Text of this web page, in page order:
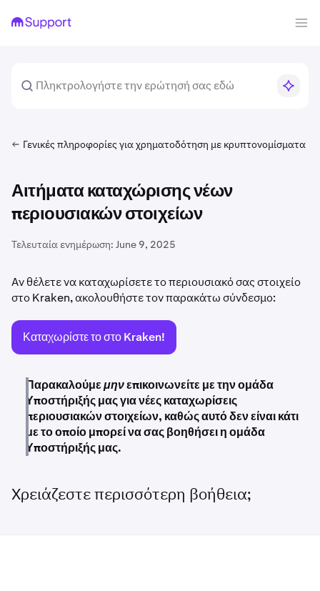
Γενικές πληροφορίες για χρηματοδότηση με κρυπτονομίσματα
Αιτήματα καταχώρισης νέων
περιουσιακών στοιχείων
Τελευταία ενημέρωση: June 9, 2025
Αν θέλετε να καταχωρίσετε το περιουσιακό σας στοιχείο
στο Kraken, ακολουθήστε τον παρακάτω σύνδεσμο:
Καταχωρίστε το στο Kraken!
Παρακαλούμεμηνεπικοινωνείτε με την ομάδα
Υποστήριξής μας για νέες καταχωρίσεις
περιουσιακών στοιχείων, καθώς αυτό δεν είναι κάτι
με το οποίο μπορεί να σας βοηθήσει η ομάδα
Υποστήριξής μας.
Χρειάζεστε περισσότερη βοήθεια;